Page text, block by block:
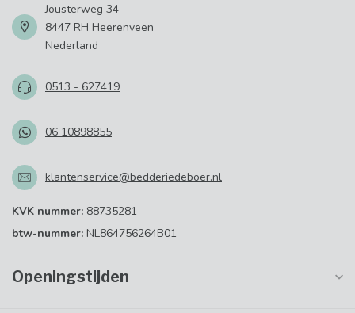
Jousterweg 34
8447 RH Heerenveen
Nederland
0513 - 627419
06 10898855
klantenservice@bedderiedeboer.nl
KVK nummer: 88735281
btw-nummer: NL864756264B01
Openingstijden